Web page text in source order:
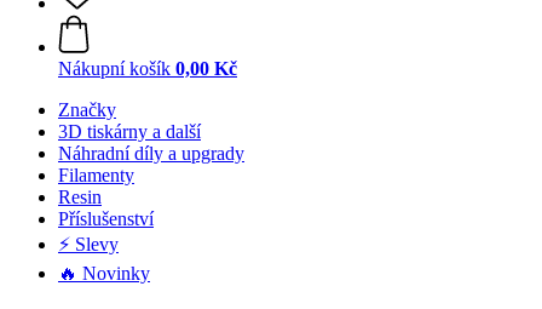
Nákupní košík 0,00 Kč
Značky
3D tiskárny a další
Náhradní díly a upgrady
Filamenty
Resin
Příslušenství
⚡ Slevy
🔥 Novinky